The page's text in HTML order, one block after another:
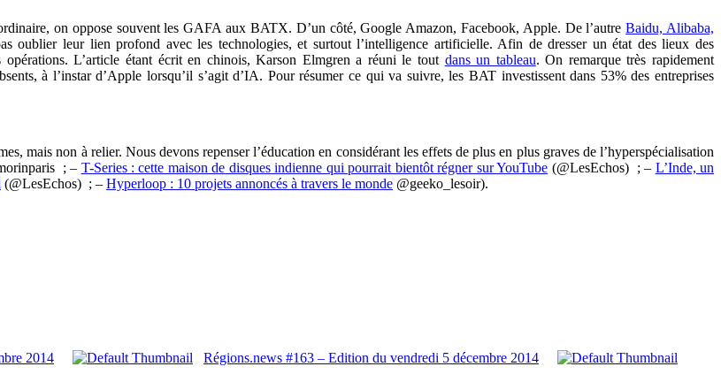
on oppose souvent les GAFA aux BATX. D’un côté, Google Amazon, Facebook, Apple. De l’autreBaidu, Alibaba,
oublier leur lien profond avec les technologies, et surtout l’intelligence artificielle. Afin de dresser un état des lieux des
opérations. L’article étant écrit en chinois, Karson Elmgren a réuni le tout dans un tableau. On remarque très rapidement
à l’instar d’Apple lorsqu’il s’agit d’IA. Pour résumer ce qui va suivre, les BAT investissent dans 53% des entreprises
mais non à relier. Nous devons repenser l’éducation en considérant les effets de plus en plus graves de l’hyperspécialisation
; – T-Series : cette maison de disques indienne qui pourrait bientôt régner sur YouTube (@LesEchos) ; – L’Inde, un
(@LesEchos) ; – Hyperloop : 10 projets annoncés à travers le monde @geeko_lesoir).
2014
Régions.news #163 – Edition du vendredi 5 décembre 2014